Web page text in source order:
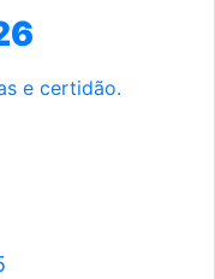
e certidão.